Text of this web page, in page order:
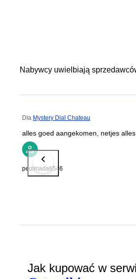
Nabywcy uwielbiają
Dla Mystery Dial Chateau
alles goed aangekomen, netjes
peolmada6546
Jak kupować w